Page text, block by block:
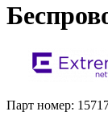
Парт номер: